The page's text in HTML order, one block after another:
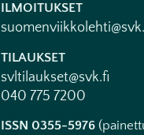
ILMOITUKSET
TILAUKSET
svltilaukset@svk.fi
040 775 7200
ISSN 0355-5976